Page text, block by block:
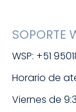
SOPORTE
WSP: +51
Horario de
Viernes de